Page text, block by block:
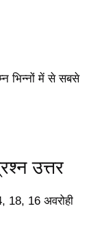
भिन्नों में से सबसे
उत्तर
16 अवरोही